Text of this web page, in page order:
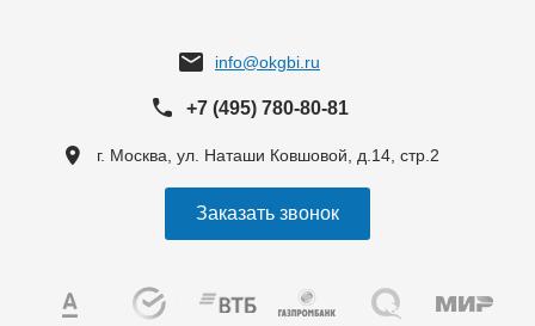
info@okgbi.ru
+7 (495) 780-80-81
г. Москва, ул. Наташи Ковшовой, д.14, стр.2
Заказать звонок